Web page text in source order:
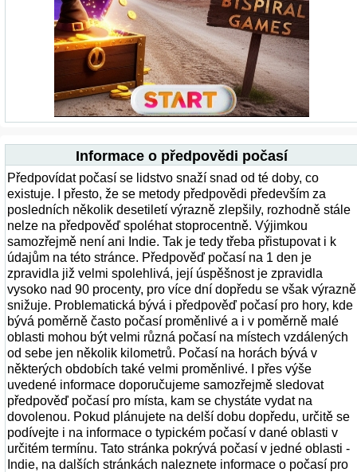
Informace o předpovědi počasí
Předpovídat počasí se lidstvo snaží snad od té doby, co
existuje. I přesto, že se metody předpovědi především za
posledních několik desetiletí výrazně zlepšily, rozhodně stále
nelze na předpověď spoléhat stoprocentně. Výjimkou
samozřejmě není ani Indie. Tak je tedy třeba přistupovat i k
údajům na této stránce. Předpověď počasí na 1 den je
zpravidla již velmi spolehlivá, její úspěšnost je zpravidla
vysoko nad 90 procenty, pro více dní dopředu se však výrazně
snižuje. Problematická bývá i předpověď počasí pro hory, kde
bývá poměrně často počasí proměnlivé a i v poměrně malé
oblasti mohou být velmi různá počasí na místech vzdálených
od sebe jen několik kilometrů. Počasí na horách bývá v
některých obdobích také velmi proměnlivé. I přes výše
uvedené informace doporučujeme samozřejmě sledovat
předpověď počasí pro místa, kam se chystáte vydat na
dovolenou. Pokud plánujete na delší dobu dopředu, určitě se
podívejte i na informace o typickém počasí v dané oblasti v
určitém termínu. Tato stránka pokrývá počasí v jedné oblasti -
Indie, na dalších stránkách naleznete informace o počasí pro